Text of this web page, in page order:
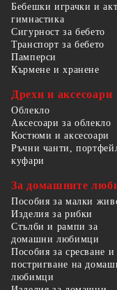
Бебешки играчки и
гимнастика
Сигурност за бебето
Транспорт за бебето
Памперси
Кърмене и хранене
Дрехи и аксесоари
Облекло
Аксесоари за облекло
Костюми и аксесоари
Ръчни чанти,
куфари
За домашните
Пособия за малки
Изделия за рибки
Стълби и рампи за
домашни любимци
Пособия за сресване и
постригване на
любимци